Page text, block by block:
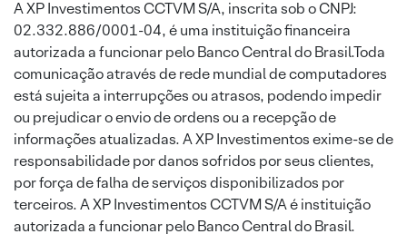
A XP Investimentos CCTVM S/A, inscrita sob o CNPJ:
02.332.886/0001-04, é uma instituição financeira
autorizada a funcionar pelo Banco Central do Brasil.Toda
comunicação através de rede mundial de computadores
está sujeita a interrupções ou atrasos, podendo impedir
ou prejudicar o envio de ordens ou a recepção de
informações atualizadas. A XP Investimentos exime-se de
responsabilidade por danos sofridos por seus clientes,
por força de falha de serviços disponibilizados por
terceiros. A XP Investimentos CCTVM S/A é instituição
autorizada a funcionar pelo Banco Central do Brasil.